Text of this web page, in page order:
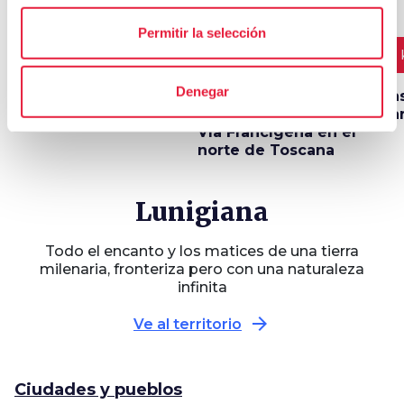
Permitir la selección
Denegar
5 TRAMOS 70 km
Marquesana
3 DÍAS 52 km
Una caminata de tres
días a lo largo de la
Vía Francígena en el
norte de Toscana
Lunigiana
Todo el encanto y los matices de una tierra
milenaria, fronteriza pero con una naturaleza
infinita
Ve al territorio arrow_forward
Ciudades y pueblos